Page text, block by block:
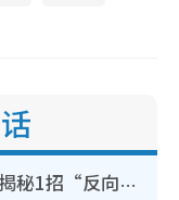
WhatsApp预设贴图怎么删？揭秘1招“反向操作”还原简洁界面 附3步实测教程